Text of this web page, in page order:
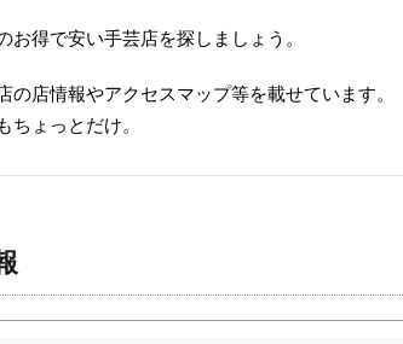
得で安い手芸店を探しましょう。
店情報やアクセスマップ等を載せています。
ょっとだけ。